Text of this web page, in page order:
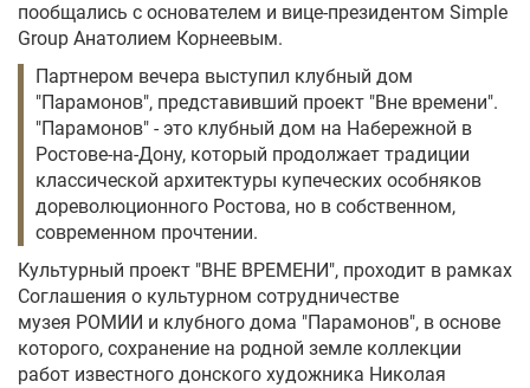
пообщались с основателем и вице-президентом Simple
Group Анатолием Корнеевым.
Партнером вечера выступил клубный дом
"Парамонов", представивший проект "Вне времени".
"Парамонов" - это клубный дом на Набережной в
Ростове-на-Дону, который продолжает традиции
классической архитектуры купеческих особняков
дореволюционного Ростова, но в собственном,
современном прочтении.
Культурный проект "ВНЕ ВРЕМЕНИ", проходит в рамках
Соглашения о культурном сотрудничестве
музея РОМИИ и клубного дома "Парамонов", в основе
которого, сохранение на родной земле коллекции
работ известного донского художника Николая